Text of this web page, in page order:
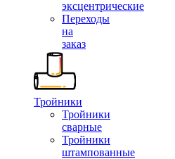
эксцентрические
Переходы
на
заказ
Тройники
Тройники
сварные
Тройники
штампованные